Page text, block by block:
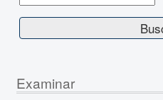
Examinar